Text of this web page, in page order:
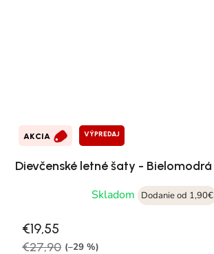
AKCIA VÝPREDAJ
Dievčenské letné šaty - Bielomodrá
Skladom
Dodanie od 1,90€
€19,55
€27,90 (–29 %)